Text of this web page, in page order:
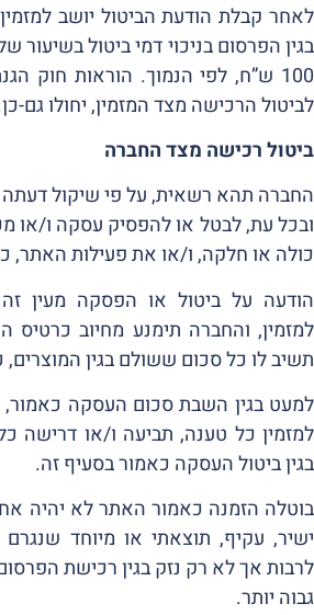
לאחר קבלת הודעת הביטול יושב
100 ש”ח, לפי הנמוך. הוראות חוק
לביטול הרכישה מצד המזמין, יחולו גם-
ביטול רכישה מצד החברה
החברה תהא רשאית, על פי שיקול
ובכל עת, לבטל או להפסיק עסקה ו/או
כולה או חלקה, ו/או את פעילות האתר,
הודעה על ביטול או הפסקה מעין
למזמין, והחברה תימנע מחיוב
תשיב לו כל סכום ששולם בגין
למעט בגין השבת סכום העסקה
למזמין כל טענה, תביעה ו/או דרישה
בגין ביטול העסקה כאמור בסעיף זה.
בוטלה הזמנה כאמור האתר לא יהיה
ישיר, עקיף, תוצאתי או מיוחד
לרבות אך לא רק נזק בגין רכישת
גבוה יותר.